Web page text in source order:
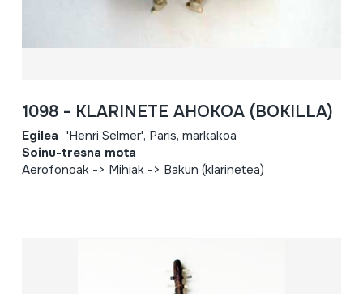
1098 - KLARINETE AHOKOA (BOKILLA)
Egilea 'Henri Selmer', Paris, markakoa
Soinu-tresna mota
Aerofonoak -> Mihiak -> Bakun (klarinetea)